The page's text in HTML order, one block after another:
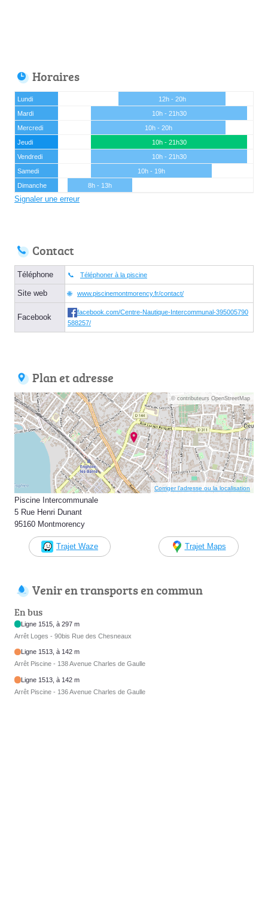
Horaires
Lundi
12h - 20h
Mardi
10h - 21h30
Mercredi
10h - 20h
Jeudi
10h - 21h30
Vendredi
10h - 21h30
Samedi
10h - 19h
Dimanche
8h - 13h
Signaler une erreur
Contact
Téléphone Téléphoner à la piscine
Site web www.piscinemontmorency.fr/contact/
Facebook
facebook.com/Centre-Nautique-Intercommunal-395005790
588257/
Plan et adresse
© contributeurs OpenStreetMap
Corriger l’adresse ou la localisation
Piscine Intercommunale
5 Rue Henri Dunant
95160 Montmorency
Trajet Waze Trajet Maps
Venir en transports en commun
En bus
Ligne 1515, à 297 m
Arrêt Loges - 90bis Rue des Chesneaux
Ligne 1513, à 142 m
Arrêt Piscine - 138 Avenue Charles de Gaulle
Ligne 1513, à 142 m
Arrêt Piscine - 136 Avenue Charles de Gaulle